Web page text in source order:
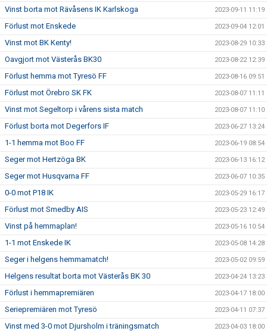
Vinst borta mot Rävåsens IK Karlskoga 2023-09-11 11:19
Förlust mot Enskede 2023-09-04 12:01
Vinst mot BK Kenty! 2023-08-29 10:33
Oavgjort mot Västerås BK30 2023-08-22 12:39
Förlust hemma mot Tyresö FF 2023-08-16 09:51
Förlust mot Örebro SK FK 2023-08-07 11:11
Vinst mot Segeltorp i vårens sista match 2023-08-07 11:10
Förlust borta mot Degerfors IF 2023-06-27 13:24
1-1 hemma mot Boo FF 2023-06-19 08:54
Seger mot Hertzöga BK 2023-06-13 16:12
Seger mot Husqvarna FF 2023-06-07 10:35
0-0 mot P18 IK 2023-05-29 16:17
Förlust mot Smedby AIS 2023-05-23 12:49
Vinst på hemmaplan! 2023-05-16 10:54
1-1 mot Enskede IK 2023-05-08 14:28
Seger i helgens hemmamatch! 2023-05-02 09:59
Helgens resultat borta mot Västerås BK 30 2023-04-24 13:23
Förlust i hemmapremiären 2023-04-17 18:00
Seriepremiären mot Tyresö 2023-04-11 07:37
Vinst med 3-0 mot Djursholm i träningsmatch 2023-04-03 18:00